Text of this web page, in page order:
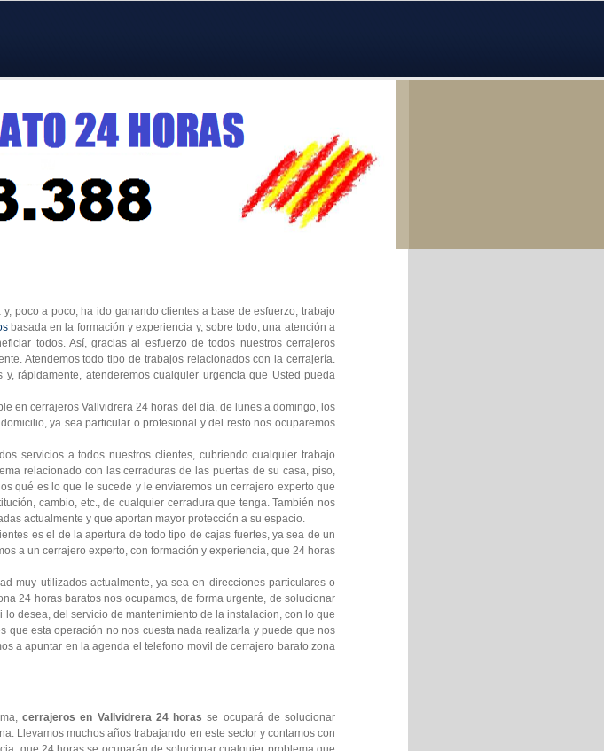
poco a poco, ha ido ganando clientes a base de esfuerzo, trabajo
basada en la formación y experiencia y, sobre todo, una atención a
todos. Así, gracias al esfuerzo de todos nuestros cerrajeros
Atendemos todo tipo de trabajos relacionados con la cerrajería.
rápidamente, atenderemos cualquier urgencia que Usted pueda
en cerrajeros Vallvidrera 24 horas del día, de lunes a domingo, los
ya sea particular o profesional y del resto nos ocuparemos
servicios a todos nuestros clientes, cubriendo cualquier trabajo
relacionado con las cerraduras de las puertas de su casa, piso,
qué es lo que le sucede y le enviaremos un cerrajero experto que
cambio, etc., de cualquier cerradura que tenga. También nos
actualmente y que aportan mayor protección a su espacio.
es el de la apertura de todo tipo de cajas fuertes, ya sea de un
a un cerrajero experto, con formación y experiencia, que 24 horas
muy utilizados actualmente, ya sea en direcciones particulares o
24 horas baratos nos ocupamos, de forma urgente, de solucionar
desea, del servicio de mantenimiento de la instalacion, con lo que
que esta operación no nos cuesta nada realizarla y puede que nos
a apuntar en la agenda el telefono movil de cerrajero barato zona
cerrajeros en Vallvidrera 24 horas se ocupará de solucionar
Llevamos muchos años trabajando en este sector y contamos con